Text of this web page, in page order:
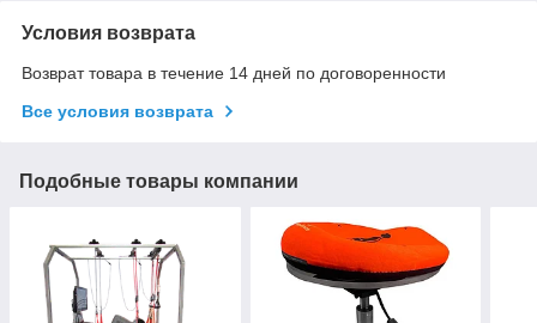
Условия возврата
Возврат товара в течение 14 дней по договоренности
Все условия возврата
Подобные товары компании